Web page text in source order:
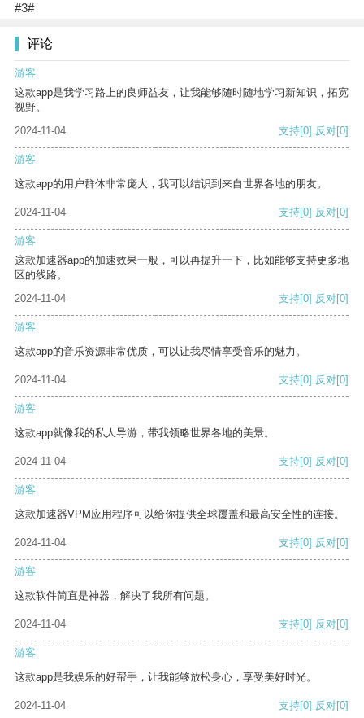
#3#
评论
游客
这款app是我学习路上的良师益友，让我能够随时随地学习新知识，拓宽
视野。
2024-11-04
支持[0] 反对[0]
游客
这款app的用户群体非常庞大，我可以结识到来自世界各地的朋友。
2024-11-04 支持[0] 反对[0]
游客
这款加速器app的加速效果一般，可以再提升一下，比如能够支持更多地
区的线路。
2024-11-04
支持[0] 反对[0]
游客
这款app的音乐资源非常优质，可以让我尽情享受音乐的魅力。
2024-11-04 支持[0] 反对[0]
游客
这款app就像我的私人导游，带我领略世界各地的美景。
2024-11-04 支持[0] 反对[0]
游客
这款加速器VPM应用程序可以给你提供全球覆盖和最高安全性的连接。
2024-11-04 支持[0] 反对[0]
游客
这款软件简直是神器，解决了我所有问题。
2024-11-04 支持[0] 反对[0]
游客
这款app是我娱乐的好帮手，让我能够放松身心，享受美好时光。
2024-11-04 支持[0] 反对[0]